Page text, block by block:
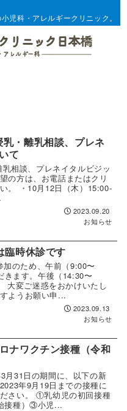
児科・アレルギークリニック。
・離乳相談、プレネ
て
相談、プレネイタルビジッ
の方は、お電話またはクリ
。 ・10月12日（木）15:00-
2023.09.20
お知らせ
臨時休診です
のため、午前（9:00〜
きます。午後（14:30〜
大変ご迷惑をおかけいたし
ようお願い申...
2023.09.13
お知らせ
ナワクチン接種（令和
月31日の期間に、以下の新
年9月19日までの接種に
さい。 ①乳幼児の初回接種
接種）③小児...